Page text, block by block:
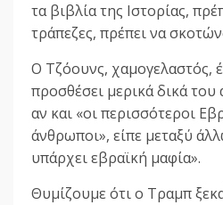
τα βιβλία της Ιστορίας,
τράπεζες, πρέπει να
Ο Τζόουνς, χαμογελαστός,
προσθέσει μερικά δικά του
αν και «οι περισσότεροι
άνθρωποι», είπε μεταξύ
υπάρχει εβραϊκή μαφία».
Θυμίζουμε ότι ο Τραμπ